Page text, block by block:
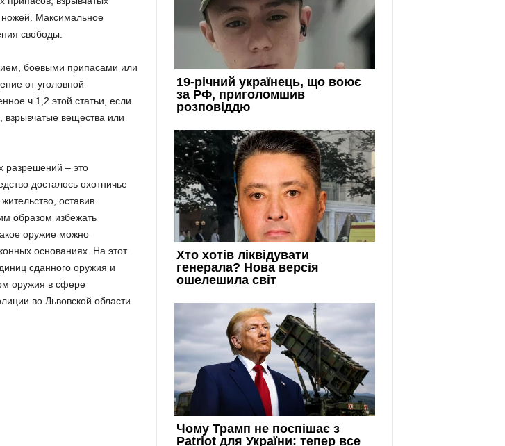
ножей. Максимальное
свободы.
боевыми припасами или
от уголовной
ч.1,2 этой статьи, если
вещества или
разрешений – это
досталось охотничье
оставив
образом избежать
оружие можно
основаниях. На этот
сданного оружия и
оружия в сфере
во Львовской области